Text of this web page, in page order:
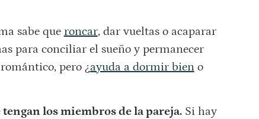
sabe que roncar, dar vueltas o acaparar
para conciliar el sueño y permanecer
pero ¿ayuda a dormir bieno
los miembros de la pareja.Si hay